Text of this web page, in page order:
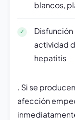
blancos,
actividad
hepatitis
. Si se
afección